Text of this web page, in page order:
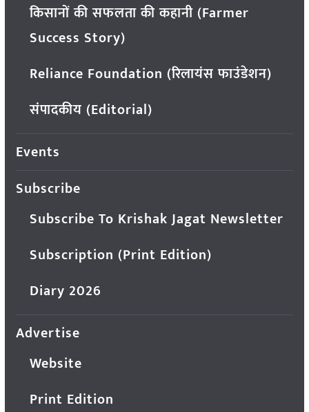
किसानों की सफलता की कहानी (Farmer
Success Story)
Reliance Foundation (रिलायंस फाउंडेशन)
संपादकीय (Editorial)
Events
Subscribe
Subscribe To Krishak Jagat Newsletter
Subscription (Print Edition)
Diary 2026
Advertise
Website
Print Edition